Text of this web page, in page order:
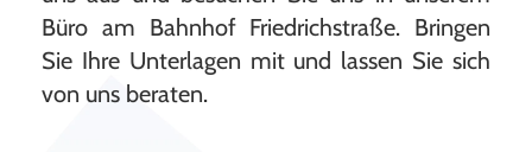
Büro am Bahnhof Friedrichstraße. Bringen
Sie Ihre Unterlagen mit und lassen Sie sich
von uns beraten.